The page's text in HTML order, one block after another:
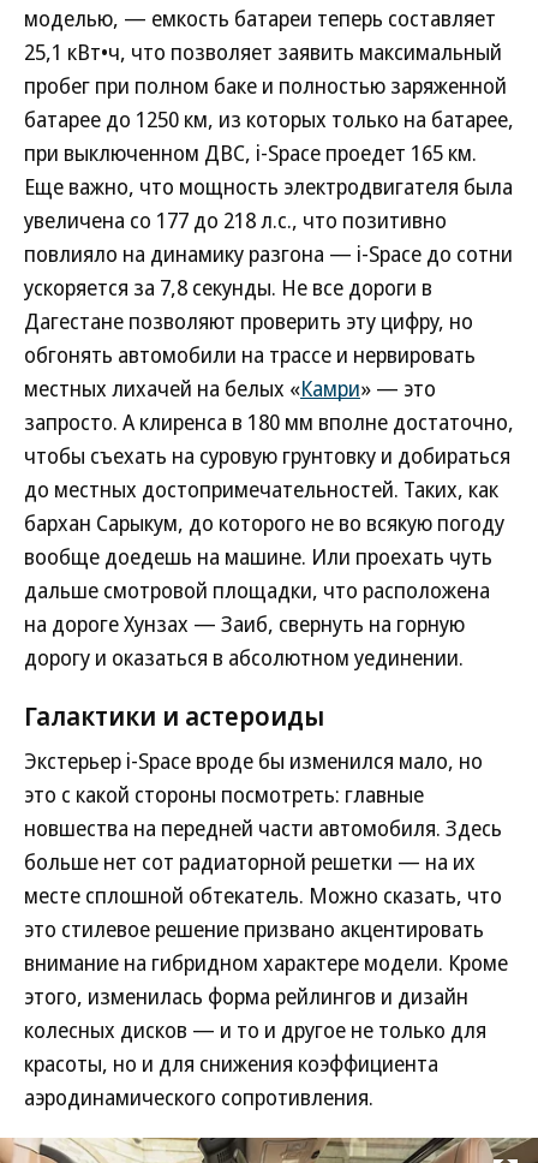
моделью, — емкость батареи теперь составляет
25,1 кВт•ч, что позволяет заявить максимальный
пробег при полном баке и полностью заряженной
батарее до 1250 км, из которых только на батарее,
при выключенном ДВС, i-Space проедет 165 км.
Еще важно, что мощность электродвигателя была
увеличена со 177 до 218 л.с., что позитивно
повлияло на динамику разгона — i-Space до сотни
ускоряется за 7,8 секунды. Не все дороги в
Дагестане позволяют проверить эту цифру, но
обгонять автомобили на трассе и нервировать
местных лихачей на белых «Камри» — это
запросто. А клиренса в 180 мм вполне достаточно,
чтобы съехать на суровую грунтовку и добираться
до местных достопримечательностей. Таких, как
бархан Сарыкум, до которого не во всякую погоду
вообще доедешь на машине. Или проехать чуть
дальше смотровой площадки, что расположена
на дороге Хунзах — Заиб, свернуть на горную
дорогу и оказаться в абсолютном уединении.
Галактики и астероиды
Экстерьер i-Space вроде бы изменился мало, но
это с какой стороны посмотреть: главные
новшества на передней части автомобиля. Здесь
больше нет сот радиаторной решетки — на их
месте сплошной обтекатель. Можно сказать, что
это стилевое решение призвано акцентировать
внимание на гибридном характере модели. Кроме
этого, изменилась форма рейлингов и дизайн
колесных дисков — и то и другое не только для
красоты, но и для снижения коэффициента
аэродинамического сопротивления.